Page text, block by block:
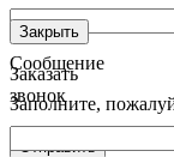
Сообщение
Заполните,
Отправить
Закрыть
Заказать
звонок